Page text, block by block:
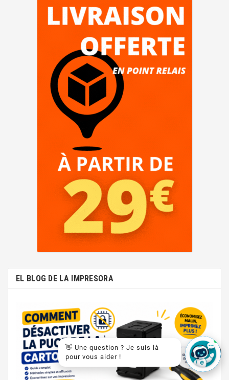
EL BLOG DE LA IMPRESORA
👋 Une question ? Je suis là
pour vous aider !